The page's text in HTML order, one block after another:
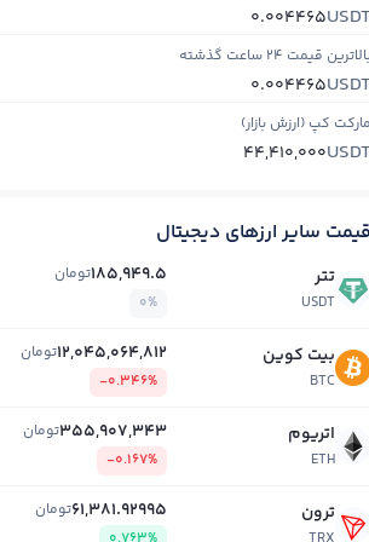
0.004465
قیمت ۲۴ ساعت گذشته
0.004465
مارکت کپ (ارزش بازار)
44,410,000
قیمت سایر ارزهای دیجیتال
تتر
USDT
185,949.5تومان
0%
بیت کوین
BTC
12,045,064,812تومان
-0.346%
اتریوم
ETH
355,907,343تومان
-0.167%
ترون 61,381.92995تومان